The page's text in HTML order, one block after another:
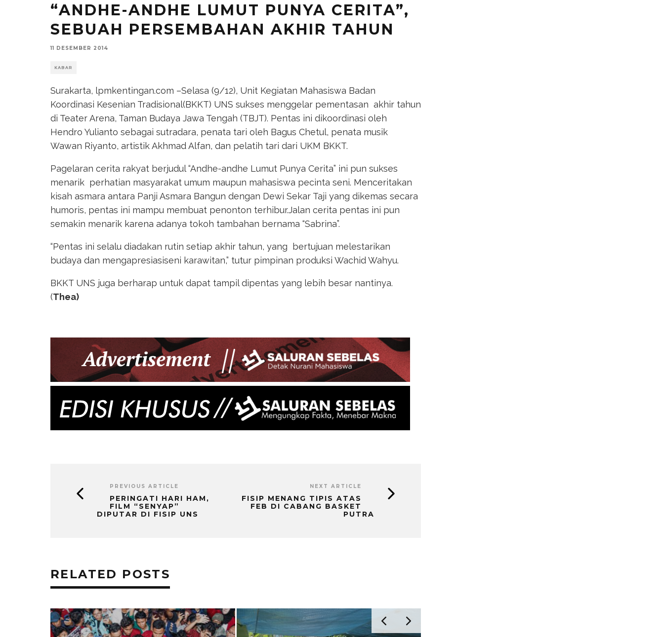
“ANDHE-ANDHE LUMUT PUNYA CERITA”,
SEBUAH PERSEMBAHAN AKHIR TAHUN
11 DESEMBER 2014
KABAR
Surakarta, lpmkentingan.com –Selasa (9/12), Unit Kegiatan Mahasiswa Badan
Koordinasi Kesenian Tradisional(BKKT) UNS sukses menggelar pementasan akhir tahun
di Teater Arena, Taman Budaya Jawa Tengah (TBJT). Pentas ini dikoordinasi oleh
Hendro Yulianto sebagai sutradara, penata tari oleh Bagus Chetul, penata musik
Wawan Riyanto, artistik Akhmad Alfan, dan pelatih tari dari UKM BKKT.
Pagelaran cerita rakyat berjudul “Andhe-andhe Lumut Punya Cerita” ini pun sukses
menarik perhatian masyarakat umum maupun mahasiswa pecinta seni. Menceritakan
kisah asmara antara Panji Asmara Bangun dengan Dewi Sekar Taji yang dikemas secara
humoris, pentas ini mampu membuat penonton terhibur.Jalan cerita pentas ini pun
semakin menarik karena adanya tokoh tambahan bernama “Sabrina”.
“Pentas ini selalu diadakan rutin setiap akhir tahun, yang bertujuan melestarikan
budaya dan mengapresiasiseni karawitan,” tutur pimpinan produksi Wachid Wahyu.
BKKT UNS juga berharap untuk dapat tampil dipentas yang lebih besar nantinya.
(Thea)
PREVIOUS ARTICLE
PERINGATI HARI HAM,
FILM “SENYAP”
DIPUTAR DI FISIP UNS
NEXT ARTICLE
FISIP MENANG TIPIS ATAS
FEB DI CABANG BASKET
PUTRA
RELATED POSTS